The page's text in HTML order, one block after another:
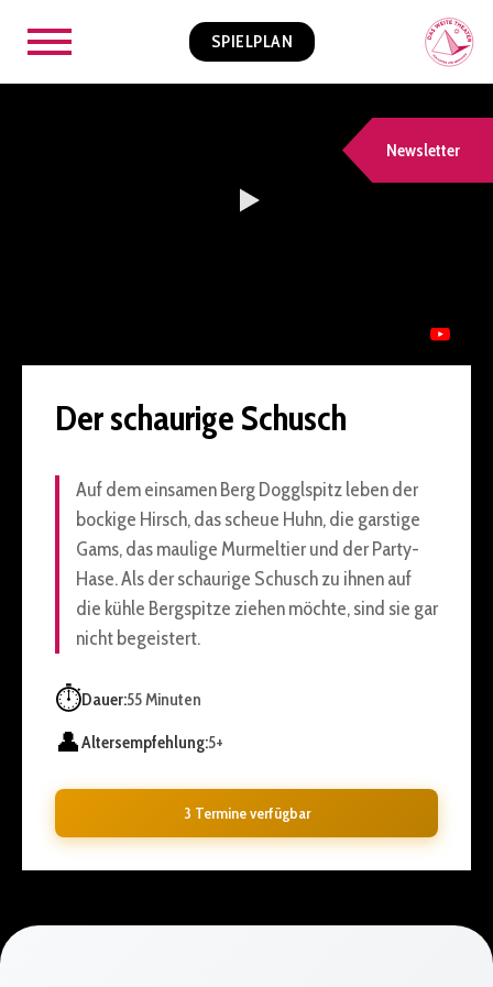
SPIELPLAN
Newsletter
Der schaurige Schusch
Auf dem einsamen Berg Dogglspitz leben der
bockige Hirsch, das scheue Huhn, die garstige
Gams, das maulige Murmeltier und der Party-
Hase. Als der schaurige Schusch zu ihnen auf
die kühle Bergspitze ziehen möchte, sind sie gar
nicht begeistert.
⏱️Dauer:55 Minuten
👤Altersempfehlung:5+
3 Termine verfügbar